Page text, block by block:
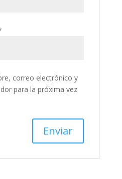
correo electrónico y
para la próxima vez